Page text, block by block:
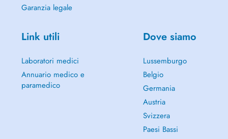
Garanzia legale
Link utili
Laboratori medici
Annuario medico e
paramedico
Dove siamo
Lussemburgo
Belgio
Germania
Austria
Svizzera
Paesi Bassi